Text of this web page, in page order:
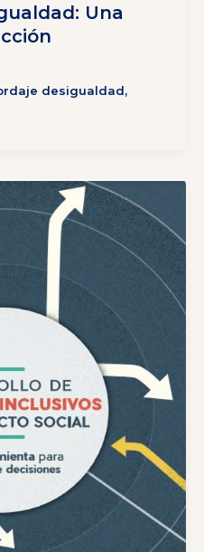
Una
desigualdad,